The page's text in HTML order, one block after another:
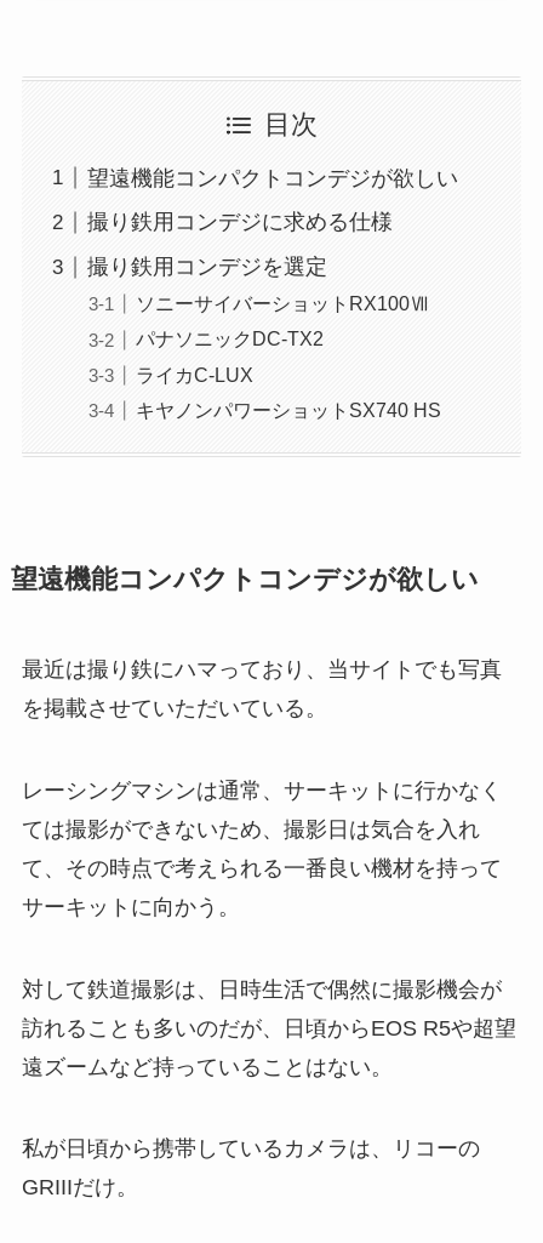
目次
望遠機能コンパクトコンデジが欲しい
撮り鉄用コンデジに求める仕様
撮り鉄用コンデジを選定
ソニーサイバーショットRX100Ⅶ
パナソニックDC-TX2
ライカC-LUX
キヤノンパワーショットSX740 HS
望遠機能コンパクトコンデジが欲しい
最近は撮り鉄にハマっており、当サイトでも写真
を掲載させていただいている。
レーシングマシンは通常、サーキットに行かなく
ては撮影ができないため、撮影日は気合を入れ
て、その時点で考えられる一番良い機材を持って
サーキットに向かう。
対して鉄道撮影は、日時生活で偶然に撮影機会が
訪れることも多いのだが、日頃からEOS R5や超望
遠ズームなど持っていることはない。
私が日頃から携帯しているカメラは、リコーの
GRIIIだけ。